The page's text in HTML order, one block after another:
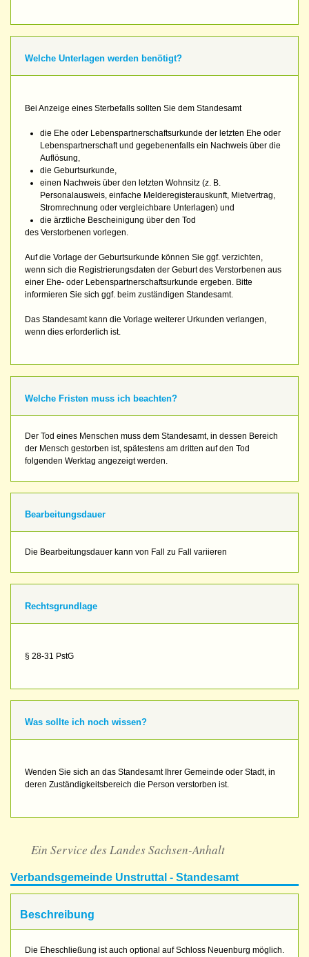
Welche Unterlagen werden benötigt?
Bei Anzeige eines Sterbefalls sollten Sie dem Standesamt
die Ehe oder Lebenspartnerschaftsurkunde der letzten Ehe oder
Lebenspartnerschaft und gegebenenfalls ein Nachweis über die
Auflösung,
die Geburtsurkunde,
einen Nachweis über den letzten Wohnsitz (z. B.
Personalausweis, einfache Melderegisterauskunft, Mietvertrag,
Stromrechnung oder vergleichbare Unterlagen) und
die ärztliche Bescheinigung über den Tod
des Verstorbenen vorlegen.
Auf die Vorlage der Geburtsurkunde können Sie ggf. verzichten,
wenn sich die Registrierungsdaten der Geburt des Verstorbenen aus
einer Ehe- oder Lebenspartnerschaftsurkunde ergeben. Bitte
informieren Sie sich ggf. beim zuständigen Standesamt.
Das Standesamt kann die Vorlage weiterer Urkunden verlangen,
wenn dies erforderlich ist.
Welche Fristen muss ich beachten?
Der Tod eines Menschen muss dem Standesamt, in dessen Bereich
der Mensch gestorben ist, spätestens am dritten auf den Tod
folgenden Werktag angezeigt werden.
Bearbeitungsdauer
Die Bearbeitungsdauer kann von Fall zu Fall variieren
Rechtsgrundlage
§ 28-31 PstG
Was sollte ich noch wissen?
Wenden Sie sich an das Standesamt Ihrer Gemeinde oder Stadt, in
deren Zuständigkeitsbereich die Person verstorben ist.
Ein Service des Landes Sachsen-Anhalt
Verbandsgemeinde Unstruttal - Standesamt
Beschreibung
Die Eheschließung ist auch optional auf Schloss Neuenburg möglich.